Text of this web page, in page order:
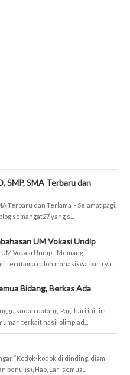
SMP, SMA Terbaru dan
Terbaru dan Terlama - Selamat pagi,
semangat27 yang s...
UM Vokasi Undip
Vokasi Undip - Memang
terutama calon mahasiswa baru ya...
Bidang, Berkas Ada
sudah datang. Pagi hari ini tim
terkait hasil olimpiad...
“Kodok-kodok di dinding, diam
penulis), Hap, Lari semua...